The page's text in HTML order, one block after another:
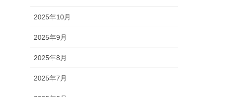
2025年10月
2025年9月
2025年8月
2025年7月